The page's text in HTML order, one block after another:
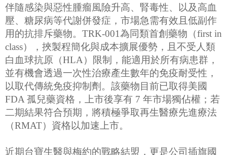
伴隨感染與惡性腫瘤風險升高、腎毒性、以及高血
壓、糖尿病等代謝併發症，市場急需有效且低副作
用的抗排斥藥物。TRK-001為同類首創藥物（first in
class），挾製程簡化與成本擴展優勢，且不受人類
白血球抗原（HLA）限制，能適用於所有病患群，
並有機會透過一次性治療產生數年的免疫耐受性，
以取代傳統免疫抑制劑。該藥物目前已取得美國
FDA 孤兒藥資格，上市後享有 7 年市場獨佔權；若
二期結果符合預期，將積極爭取再生醫療先進療法
（RMAT）資格以加速上市。
近期台寶生醫與梅約的戰略結盟，更是公司插旗國